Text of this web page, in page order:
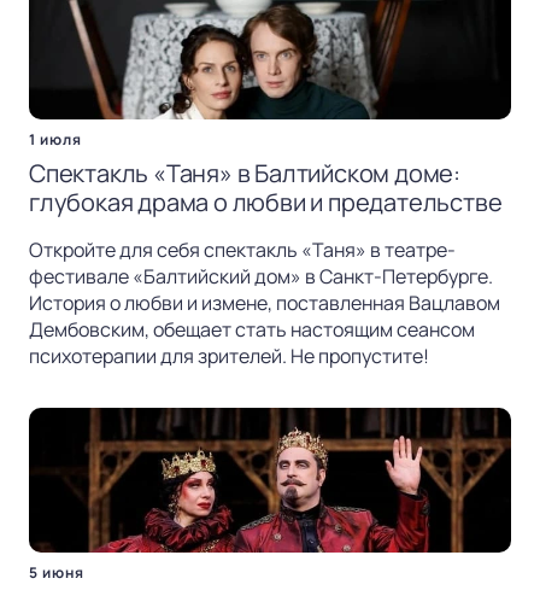
1 июля
Спектакль «Таня» в Балтийском доме:
глубокая драма о любви и предательстве
Откройте для себя спектакль «Таня» в театре-
фестивале «Балтийский дом» в Санкт-Петербурге.
История о любви и измене, поставленная Вацлавом
Дембовским, обещает стать настоящим сеансом
психотерапии для зрителей. Не пропустите!
5 июня